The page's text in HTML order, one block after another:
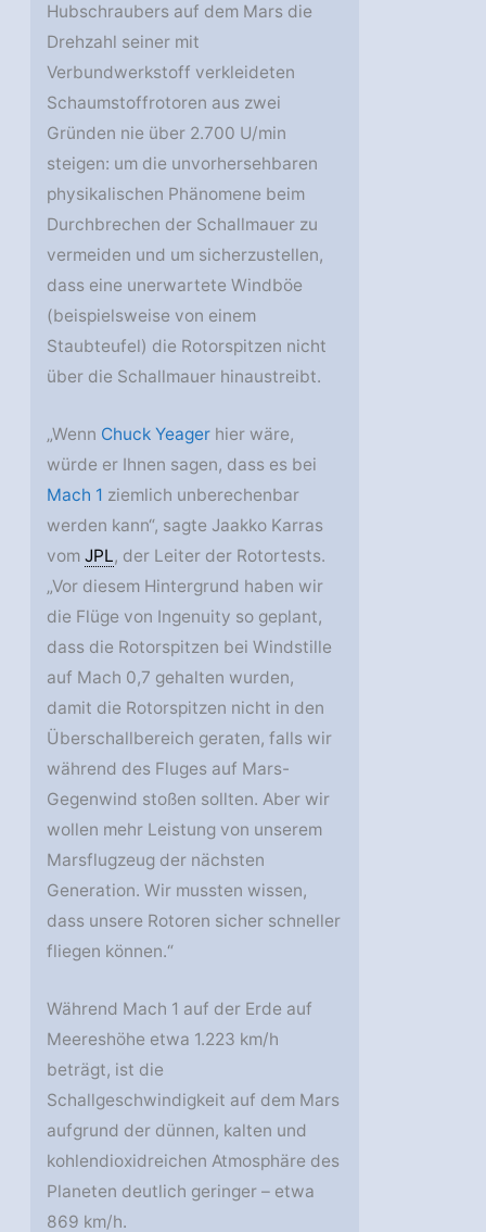
Hubschraubers auf dem Mars die
Drehzahl seiner mit
Verbundwerkstoff verkleideten
Schaumstoffrotoren aus zwei
Gründen nie über 2.700 U/min
steigen: um die unvorhersehbaren
physikalischen Phänomene beim
Durchbrechen der Schallmauer zu
vermeiden und um sicherzustellen,
dass eine unerwartete Windböe
(beispielsweise von einem
Staubteufel) die Rotorspitzen nicht
über die Schallmauer hinaustreibt.
„Wenn Chuck Yeager hier wäre,
würde er Ihnen sagen, dass es bei
Mach 1 ziemlich unberechenbar
werden kann“, sagte Jaakko Karras
vomJPL, der Leiter der Rotortests.
„Vor diesem Hintergrund haben wir
die Flüge von Ingenuity so geplant,
dass die Rotorspitzen bei Windstille
auf Mach 0,7 gehalten wurden,
damit die Rotorspitzen nicht in den
Überschallbereich geraten, falls wir
während des Fluges auf Mars-
Gegenwind stoßen sollten. Aber wir
wollen mehr Leistung von unserem
Marsflugzeug der nächsten
Generation. Wir mussten wissen,
dass unsere Rotoren sicher schneller
fliegen können.“
Während Mach 1 auf der Erde auf
Meereshöhe etwa 1.223 km/h
beträgt, ist die
Schallgeschwindigkeit auf dem Mars
aufgrund der dünnen, kalten und
kohlendioxidreichen Atmosphäre des
Planeten deutlich geringer – etwa
869 km/h.